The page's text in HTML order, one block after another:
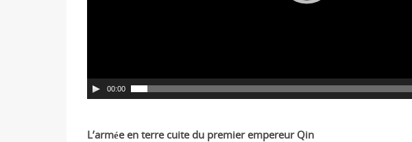
00:00
L’armée en terre cuite du premier empereur Qin